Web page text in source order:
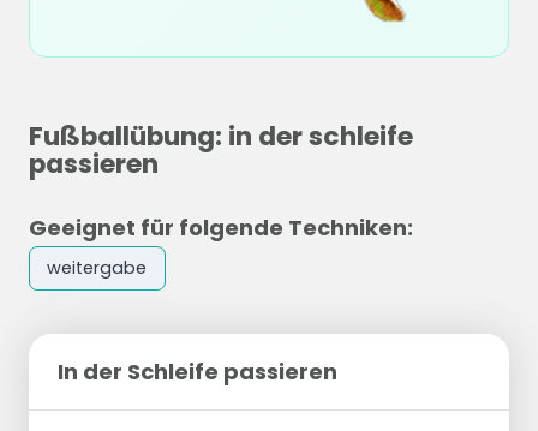
Fußballübung: in der schleife
passieren
Geeignet für folgende Techniken:
weitergabe
In der Schleife passieren